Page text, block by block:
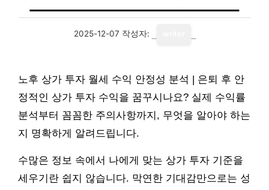
2025-12-07 작성자:
노후 상가 투자 월세 수익 안정성 분석 | 은퇴 후 안
정적인 상가 투자 수익을 꿈꾸시나요? 실제 수익률
분석부터 꼼꼼한 주의사항까지, 무엇을 알아야 하는
지 명확하게 알려드립니다.
수많은 정보 속에서 나에게 맞는 상가 투자 기준을
세우기란 쉽지 않습니다. 막연한 기대감만으로는 성